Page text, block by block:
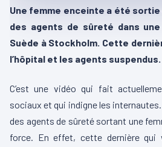
Une femme enceinte a été sortie
des agents de sûreté dans
Suède à Stockholm. Cette
l’hôpital et les agents suspendus.
C’est une vidéo qui fait
sociaux et qui indigne les
des agents de sûreté sortant une
force. En effet, cette dernière qui